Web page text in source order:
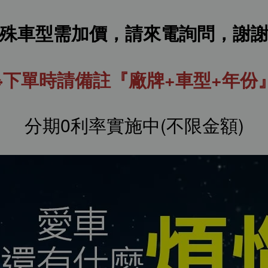
車型需加價，請來電詢問，謝
單時請備註『廠牌+車型+年份
分期0利率實施中(不限金額)